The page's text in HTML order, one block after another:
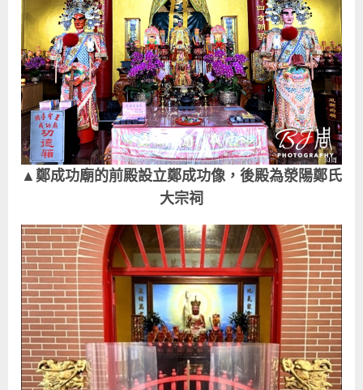
▲鄭成功廟的前殿設立鄭成功像，後殿為滎陽鄭氏
大宗祠